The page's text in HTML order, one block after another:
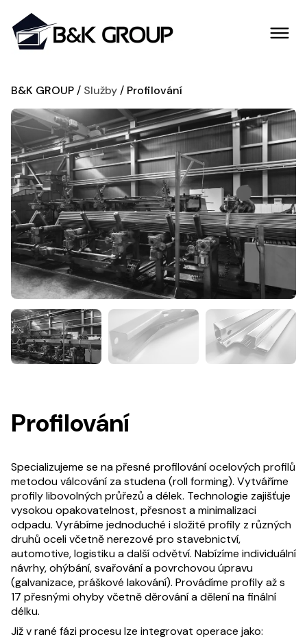
B&K GROUP Služby Profilování
Profilování
Specializujeme se na přesné profilování ocelových profilů
metodou válcování za studena (roll forming). Vytváříme
profily libovolných průřezů a délek. Technologie zajišťuje
vysokou opakovatelnost, přesnost a minimalizaci
odpadu. Vyrábíme jednoduché i složité profily z různých
druhů oceli včetně nerezové pro stavebnictví,
automotive, logistiku a další odvětví. Nabízíme individuální
návrhy, ohýbání, svařování a povrchovou úpravu
(galvanizace, práškové lakování). Provádíme profily až s
17 přesnými ohyby včetně děrování a dělení na finální
délku.
Již v rané fázi procesu lze integrovat operace jako: